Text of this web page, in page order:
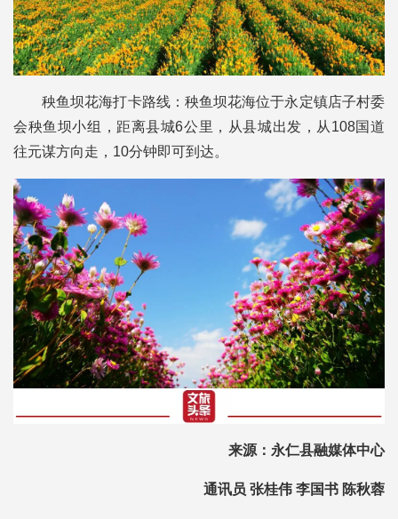
秧鱼坝花海打卡路线：秧鱼坝花海位于永定镇店子村委
会秧鱼坝小组，距离县城6公里，从县城出发，从108国道
往元谋方向走，10分钟即可到达。
来源：永仁县融媒体中心
通讯员 张桂伟 李国书 陈秋蓉